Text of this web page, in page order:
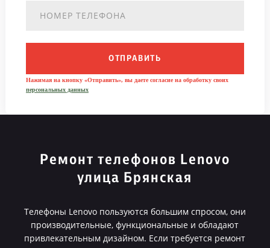
ОТПРАВИТЬ
Нажимая на кнопку «Отправить», вы даете согласие на обработку своих
персональных данных
Ремонт телефонов Lenovo
улица Брянская
Телефоны Lenovo пользуются большим спросом, они
производительные, функциональные и обладают
привлекательным дизайном. Если требуется ремонт